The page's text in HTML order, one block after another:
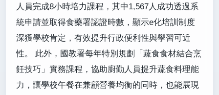
人員完成8小時培力課程，其中1,567人成功透過系
統申請並取得食藥署認證時數，顯示e化培訓制度
深獲學校肯定，有效提升行政便利性與學習可近
性。 此外，國教署每年特別規劃「蔬食食材結合烹
飪技巧」實務課程，協助廚勤人員提升蔬食料理能
力，讓學校午餐在兼顧營養均衡的同時，也能展現